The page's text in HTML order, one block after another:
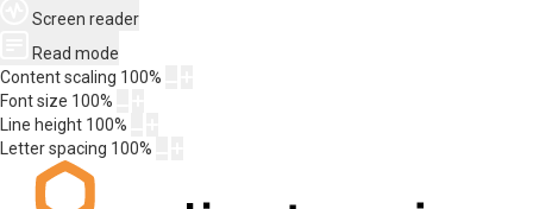
Screen reader
Read mode
Content scaling 100%
Font size 100%
Line height 100%
Letter spacing 100%